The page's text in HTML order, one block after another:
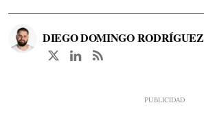
DIEGO DOMINGO RODRÍGUEZ